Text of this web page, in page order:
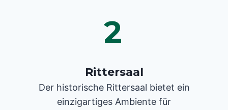
2
Rittersaal
Der historische Rittersaal bietet ein
einzigartiges Ambiente für